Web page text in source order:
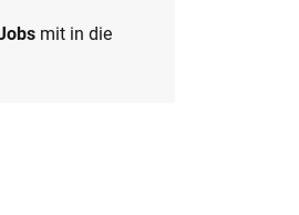
mit in die